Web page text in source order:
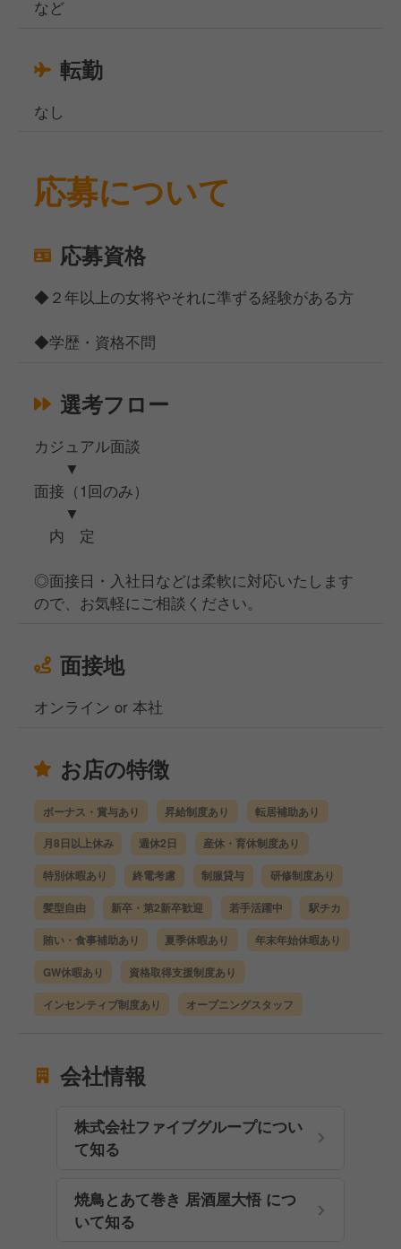
など
転勤
なし
応募について
応募資格
◆２年以上の女将やそれに準ずる経験がある方
◆学歴・資格不問
選考フロー
カジュアル面談
▼
面接（1回のみ）
▼
内 定
◎面接日・入社日などは柔軟に対応いたします
ので、お気軽にご相談ください。
面接地
オンライン or 本社
お店の特徴
ボーナス・賞与あり 昇給制度あり 転居補助あり
月8日以上休み 週休2日 産休・育休制度あり
特別休暇あり 終電考慮 制服貸与 研修制度あり
髪型自由 新卒・第2新卒歓迎 若手活躍中 駅チカ
賄い・食事補助あり 夏季休暇あり 年末年始休暇あり
GW休暇あり 資格取得支援制度あり
インセンティブ制度あり オープニングスタッフ
会社情報
株式会社ファイブグループについ
て知る
焼鳥とあて巻き 居酒屋大悟 につ
いて知る